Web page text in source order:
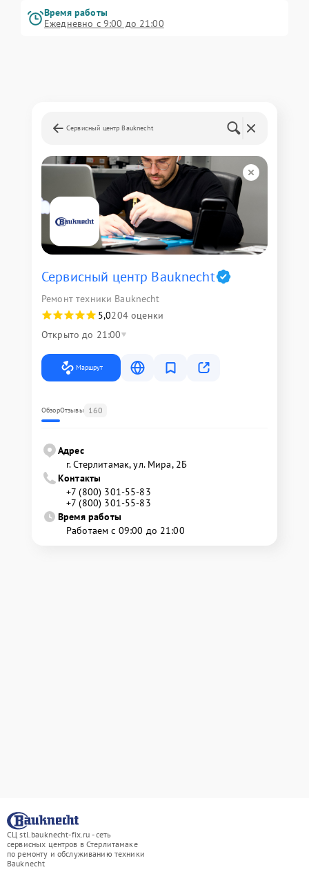
Время работы
Ежедневно с 9:00 до 21:00
Сервисный центр Bauknecht
Сервисный центр Bauknecht
Ремонт техники Bauknecht
5,0204 оценки
Открыто до 21:00
Маршрут
ОбзорОтзывы 160
Адрес
г. Стерлитамак, ул. Мира, 2Б
Контакты
+7 (800) 301-55-83
+7 (800) 301-55-83
Время работы
Работаем с 09:00 до 21:00
СЦ stl.bauknecht-fix.ru - сеть
сервисных центров в Стерлитамаке
по ремонту и обслуживанию техники
Bauknecht